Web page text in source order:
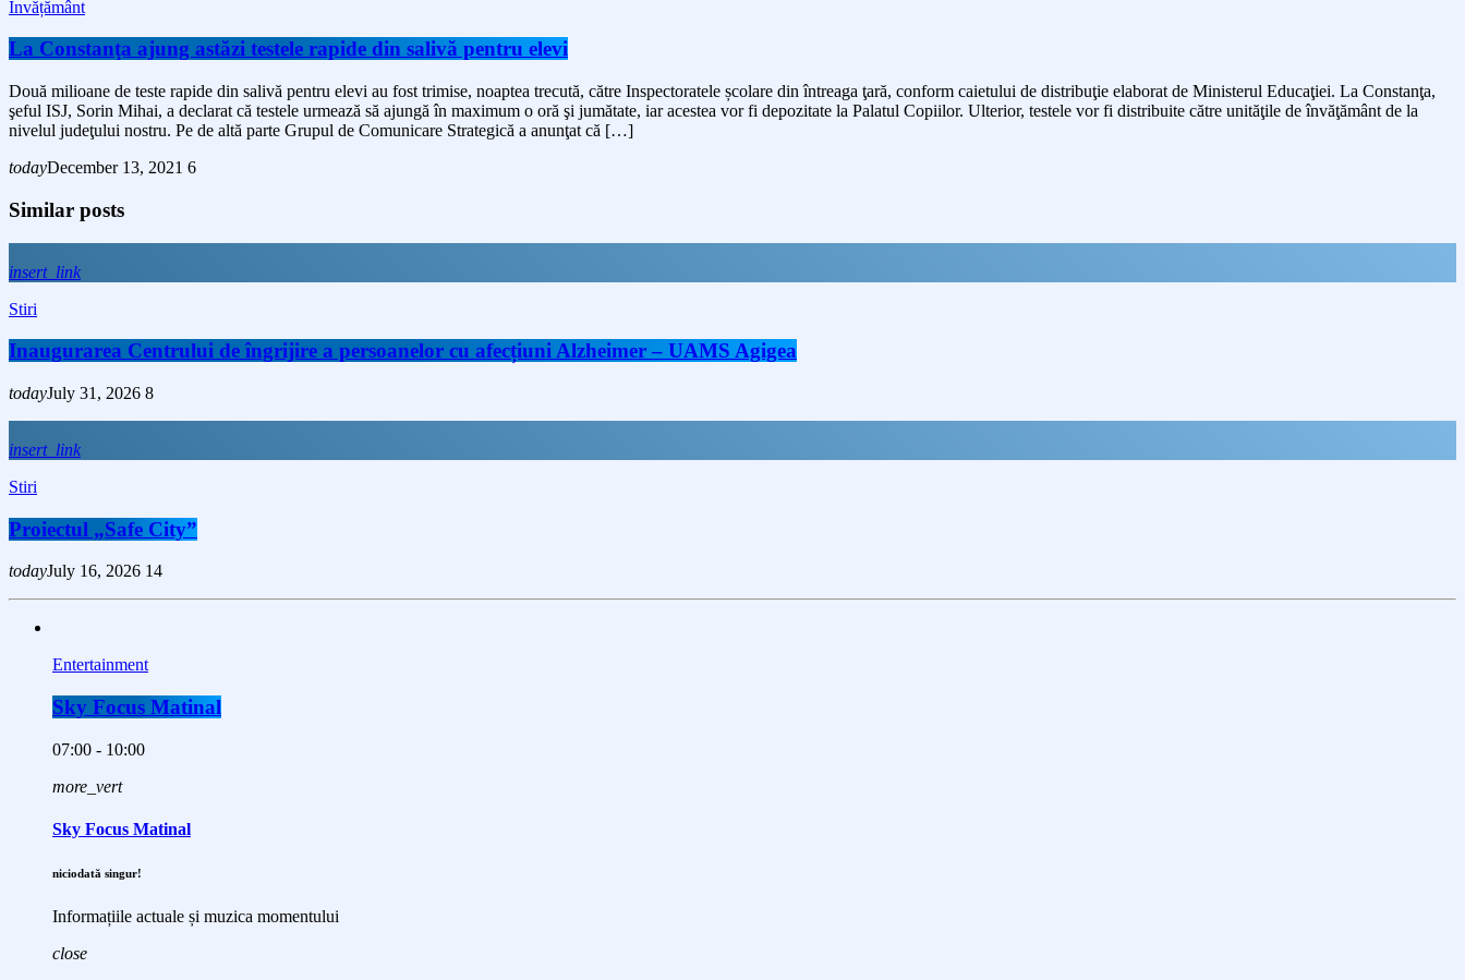
Învățământ
La Constanţa ajung astăzi testele rapide din salivă pentru elevi
Două milioane de teste rapide din salivă pentru elevi au fost trimise, noaptea trecută, către Inspectoratele școlare din întreaga ţară, conform caietului de distribuţie elaborat de Ministerul Educaţiei. La Constanţa,
şeful ISJ, Sorin Mihai, a declarat că testele urmează să ajungă în maximum o oră şi jumătate, iar acestea vor fi depozitate la Palatul Copiilor. Ulterior, testele vor fi distribuite către unităţile de învăţământ de la
nivelul judeţului nostru. Pe de altă parte Grupul de Comunicare Strategică a anunţat că […]
todayDecember 13, 2021 6
Similar posts
insert_link
Stiri
Inaugurarea Centrului de îngrijire a persoanelor cu afecțiuni Alzheimer – UAMS Agigea
todayJuly 31, 2026 8
insert_link
Stiri
Proiectul „Safe City”
todayJuly 16, 2026 14
Entertainment
Sky Focus Matinal
07:00 - 10:00
more_vert
Sky Focus Matinal
niciodată singur!
Informațiile actuale și muzica momentului
close